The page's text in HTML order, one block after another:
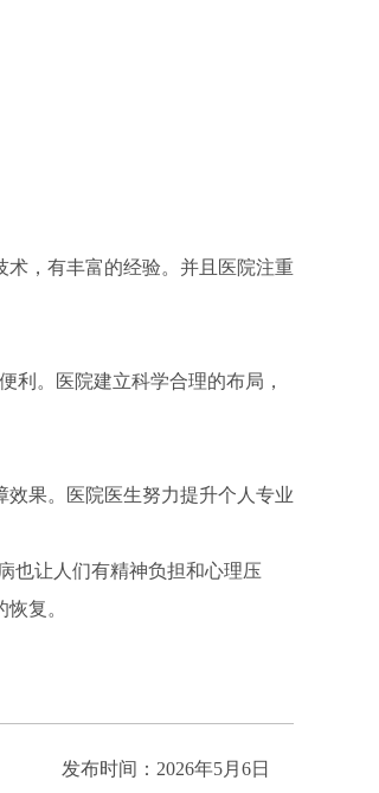
，有丰富的经验。并且医院注重
利。医院建立科学合理的布局，
果。医院医生努力提升个人专业
也让人们有精神负担和心理压
复。
发布时间：2026年5月6日